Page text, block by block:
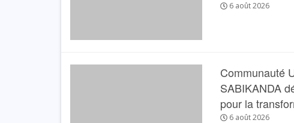
6 août 2026
Communauté
SABIKANDA
pour la
6 août 2026